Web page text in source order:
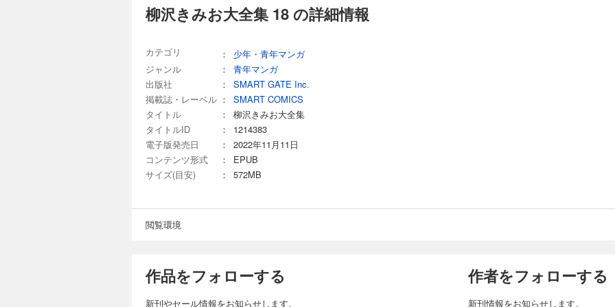
柳沢きみお大全集 24
【漫画家生活50周年記念】漫画家 ・柳沢きみお 1972年に週刊少年ジャンプにてデビュー デビュー当初
くの作品を執筆し、名作『翔んだカップル』や『特命係長 只野仁』はドラマ・映画化するほどの大ヒッ
います。手掛けた作品は90タイトルを超え、今もなお毎月200ページの執筆をこなす。 本作では、柳沢
画家生活50周年を記念して、初期の短編作品から往年の名作までを一挙大収録！ 【収録作品】 『新・特命係長只
野仁』（1～10巻） 『平成羽衣伝説』（全2巻） 『三十路』（全2巻）
完結
柳沢きみお大全集 25
2,999円 (税込)
【漫画家生活50周年記念】漫画家 ・柳沢きみお 1972年に週刊少年ジャンプにてデビュー デビュー当初
くの作品を執筆し、名作『翔んだカップル』や『特命係長 只野仁』はドラマ・映画化するほどの大ヒッ
野仁』（11～20巻） 『極悪貧乏人』（全2巻）
【漫画家生活50周年記念】漫画家 ・柳沢きみお 1972年に週刊少年ジャンプにてデビュー デビュー当初
くの作品を執筆し、名作『翔んだカップル』や『特命係長 只野仁』はドラマ・映画化するほどの大ヒッ
います。手掛けた作品は90タイトルを超え、今もなお毎月200ページの執筆をこなす。 本作では、柳沢き
柳沢きみお大全集 18 の詳細情報
カテゴリ ：
少年・青年マンガ
ジャンル
：
青年マンガ
出版社
：
SMART GATE Inc.
掲載誌・レーベル ：
SMART COMICS
タイトル
：
柳沢きみお大全集
タイトルID
：
1214383
電子版発売日
：
2022年11月11日
コンテンツ形式
：
EPUB
サイズ(目安)
： 572MB
閲覧環境
作品をフォローする
新刊やセール情報をお知らせします。
作者をフォローする
新刊情報をお知らせします。